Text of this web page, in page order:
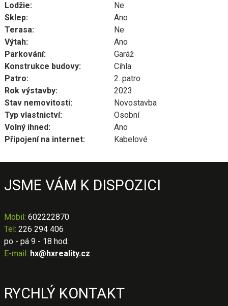
Lodžie:
Ne
Sklep:
Ano
Terasa:
Ne
Výtah:
Ano
Parkování:
Garáž
Konstrukce budovy:
Cihla
Patro:
2. patro
Rok výstavby:
2023
Stav nemovitosti:
Novostavba
Typ vlastnictví:
Osobní
Volný ihned:
Ano
Připojení na internet:
Kabelové
JSME VÁM K DISPOZICI
Mobil: 602222870
Tel: 226 294 406
po - pá 9 - 18 hod.
E-mail: hx@hxreality.cz
RYCHLÝ KONTAKT